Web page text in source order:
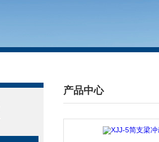
产品中心
/ PRODUCTS CENTER